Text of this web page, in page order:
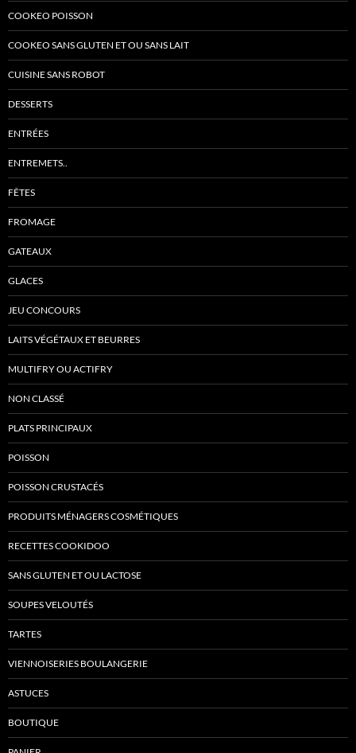
COOKEO POISSON
COOKEO SANS GLUTEN ET OU SANS LAIT
CUISINE SANS ROBOT
DESSERTS
ENTRÉES
ENTREMETS..
FÊTES
FROMAGE
GATEAUX
GLACES
JEU CONCOURS
LAITS VÉGÉTAUX ET BEURRES
MULTIFRY OU ACTIFRY
NON CLASSÉ
PLATS PRINCIPAUX
POISSON
POISSON CRUSTACÉS
PRODUITS MÉNAGERS COSMÉTIQUES
RECETTES COOKIDOO
SANS GLUTEN ET OU LACTOSE
SOUPES VELOUTÉS
TARTES
VIENNOISERIES BOULANGERIE
ASTUCES
BOUTIQUE